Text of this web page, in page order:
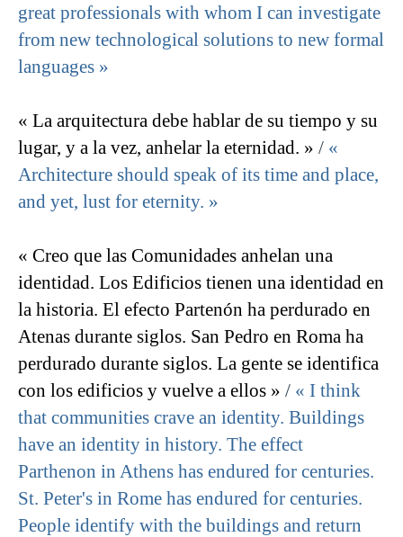
great professionals with whom I can investigate
from new technological solutions to new formal
languages »
« La arquitectura debe hablar de su tiempo y su
lugar, y a la vez, anhelar la eternidad. » / «
Architecture should speak of its time and place,
and yet, lust for eternity. »
« Creo que las Comunidades anhelan una
identidad. Los Edificios tienen una identidad en
la historia. El efecto Partenón ha perdurado en
Atenas durante siglos. San Pedro en Roma ha
perdurado durante siglos. La gente se identifica
con los edificios y vuelve a ellos » / « I think
that communities crave an identity. Buildings
have an identity in history. The effect
Parthenon in Athens has endured for centuries.
St. Peter's in Rome has endured for centuries.
People identify with the buildings and return